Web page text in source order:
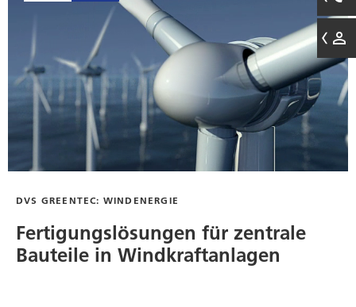
DVS GREENTEC: WINDENERGIE
Fertigungslösungen für zentrale
Bauteile in Windkraftanlagen